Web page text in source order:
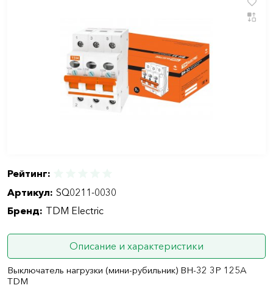
Рейтинг:
Артикул: SQ0211-0030
Бренд: TDM Electric
Описание и характеристики
Выключатель нагрузки (мини-рубильник) ВН-32 3P 125A
TDM